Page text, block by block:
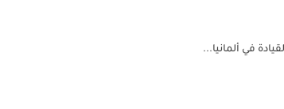
في ألمانيا...